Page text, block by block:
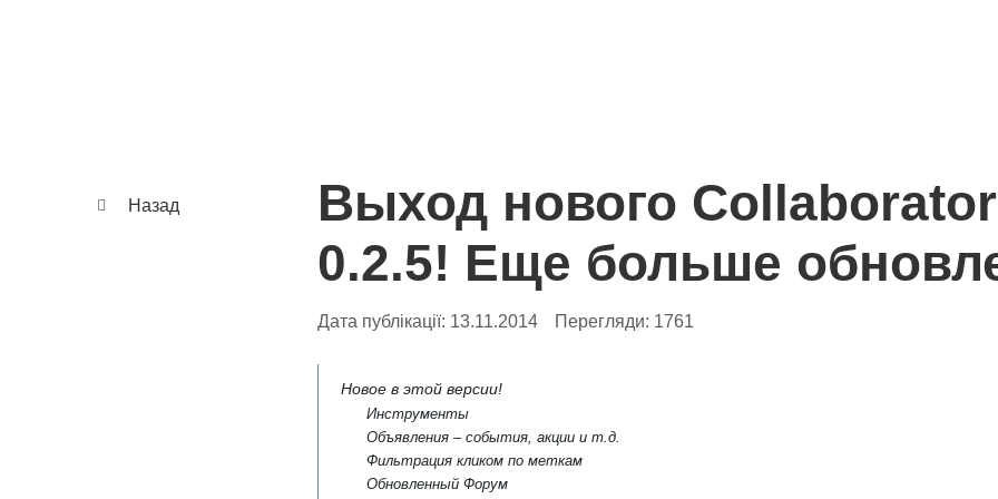
Назад
Выход нового
0.2.5! Еще больше
Дата публікації: 13.11.2014 Перегляди: 1761
Новое в этой версии!
Инструменты
Объявления – события, акции и т.д.
Фильтрация кликом по меткам
Обновленный Форум